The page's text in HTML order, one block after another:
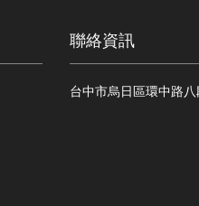
聯絡資訊
台中市烏日區環中路